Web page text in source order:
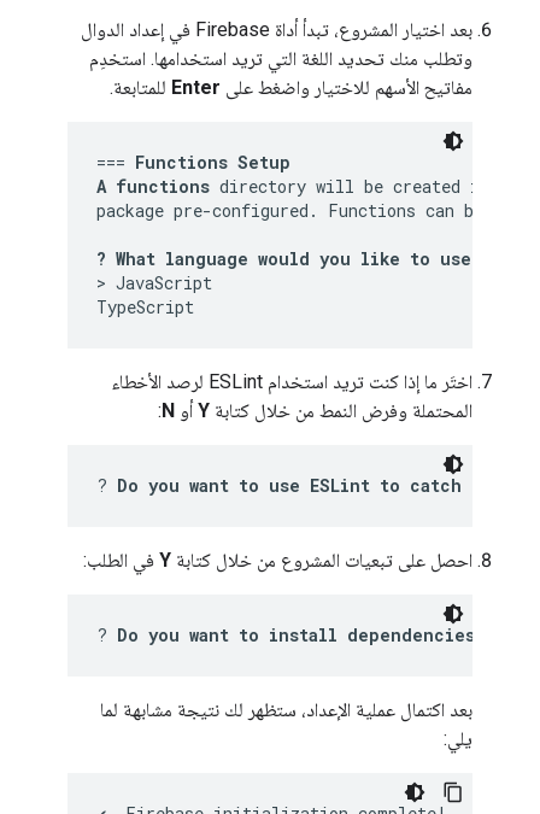
بعد اختيار المشروع، تبدأ أداة Firebase في إعداد الدوال
وتطلب منك تحديد اللغة التي تريد استخدامها. استخدِم
مفاتيح الأسهم للاختيار واضغط على Enter للمتابعة.
=== Functions Setup
A functions directory will be created in
package pre-configured. Functions can be
? What language would you like to use to
> JavaScript
اختَر ما إذا كنت تريد استخدام ESLint لرصد الأخطاء
المحتملة وفرض النمط من خلال كتابة Yأو N
:
? Do you want to use ESLint to catch
احصل على تبعيات المشروع من خلال كتابة Y في الطلب:
? Do you want to install dependencies with
بعد اكتمال عملية الإعداد، ستظهر لك نتيجة مشابهة لما
يلي: